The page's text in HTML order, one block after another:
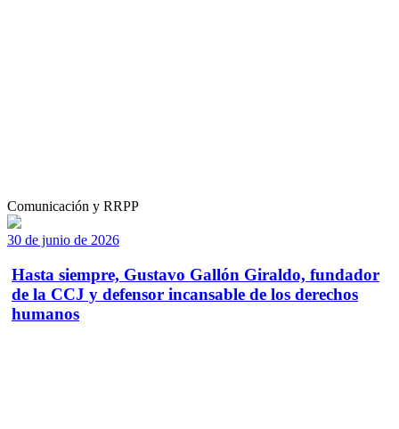
Comunicación y RRPP
30 de junio de 2026
Hasta siempre, Gustavo Gallón Giraldo, fundador
de la CCJ y defensor incansable de los derechos
humanos